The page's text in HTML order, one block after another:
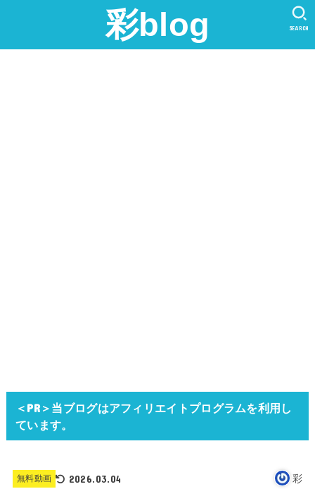
彩blog SEARCH
＜PR＞当ブログはアフィリエイトプログラムを利用し
ています。
無料動画 2026.03.04 彩